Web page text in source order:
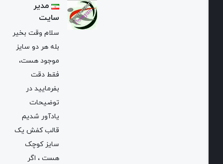
مدیر
سایت
سلام وقت بخیر
بله هر دو سایز
موجود هست،
بفرمایید در
توضیحات
یادآور شدیم
قالب کفش یک
سایز کوچک
هست ، اگر